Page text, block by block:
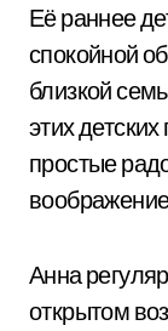
Её раннее
спокойной
близкой
этих
простые
Анна
открытом